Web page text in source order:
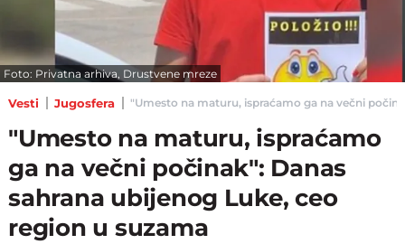
Foto: Privatna arhiva, Drustvene mreze
Vesti Jugosfera "Umesto na maturu, ispraćamo ga na večni
"Umesto na maturu, ispraćamo
ga na večni počinak": Danas
sahrana ubijenog Luke, ceo
region u suzama